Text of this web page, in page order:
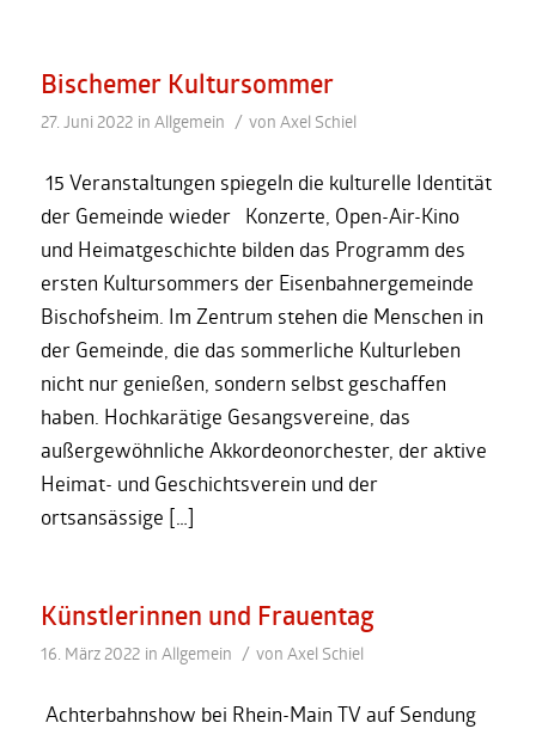
Bischemer Kultursommer
27. Juni 2022 in Allgemein / von Axel Schiel
15 Veranstaltungen spiegeln die kulturelle Identität
der Gemeinde wieder Konzerte, Open-Air-Kino
und Heimatgeschichte bilden das Programm des
ersten Kultursommers der Eisenbahnergemeinde
Bischofsheim. Im Zentrum stehen die Menschen in
der Gemeinde, die das sommerliche Kulturleben
nicht nur genießen, sondern selbst geschaffen
haben. Hochkarätige Gesangsvereine, das
außergewöhnliche Akkordeonorchester, der aktive
Heimat- und Geschichtsverein und der
ortsansässige […]
Künstlerinnen und Frauentag
16. März 2022 in Allgemein / von Axel Schiel
Achterbahnshow bei Rhein-Main TV auf Sendung